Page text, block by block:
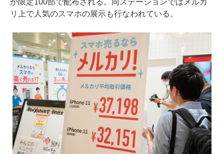
リ上で人気のスマホの展示も行なわれている。